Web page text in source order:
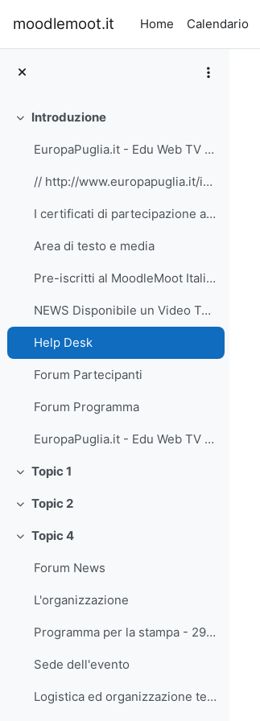
moodlemoot.it Home Calendario
Minimizza
Introduzione
EuropaPuglia.it - Edu Web TV - Conferenza nazional...
// http://www.europapuglia.it/images/stories/video...
I certificati di partecipazione alla conferenza sa...
Area di testo e media
Pre-iscritti al MoodleMoot Italia 2010 - Bari (Risorsa visualizzabile solo ai pre-iscritti)
NEWS Disponibile un Video Tutorial per la procedur...
Help Desk
Forum Partecipanti
Forum Programma
EuropaPuglia.it - Edu Web TV - Convegno Nazionale MoodleMoot Italia 2010
Minimizza
Topic 1
Minimizza
Topic 2
Minimizza
Topic 4
Forum News
L'organizzazione
Programma per la stampa - 29-6-2010
Sede dell'evento
Logistica ed organizzazione tecnica (prenotazione alberghiera)